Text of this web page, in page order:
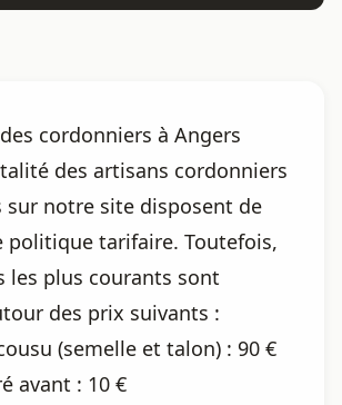
cordonniers à Angers
des artisans cordonniers
sur notre site disposent de
politique tarifaire. Toutefois,
les plus courants sont
des prix suivants :
(semelle et talon) : 90 €
avant : 10 €